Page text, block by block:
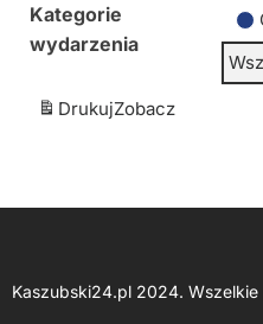
Kategorie
wydarzenia
DrukujZobacz
Kaszubski24.pl 2024.